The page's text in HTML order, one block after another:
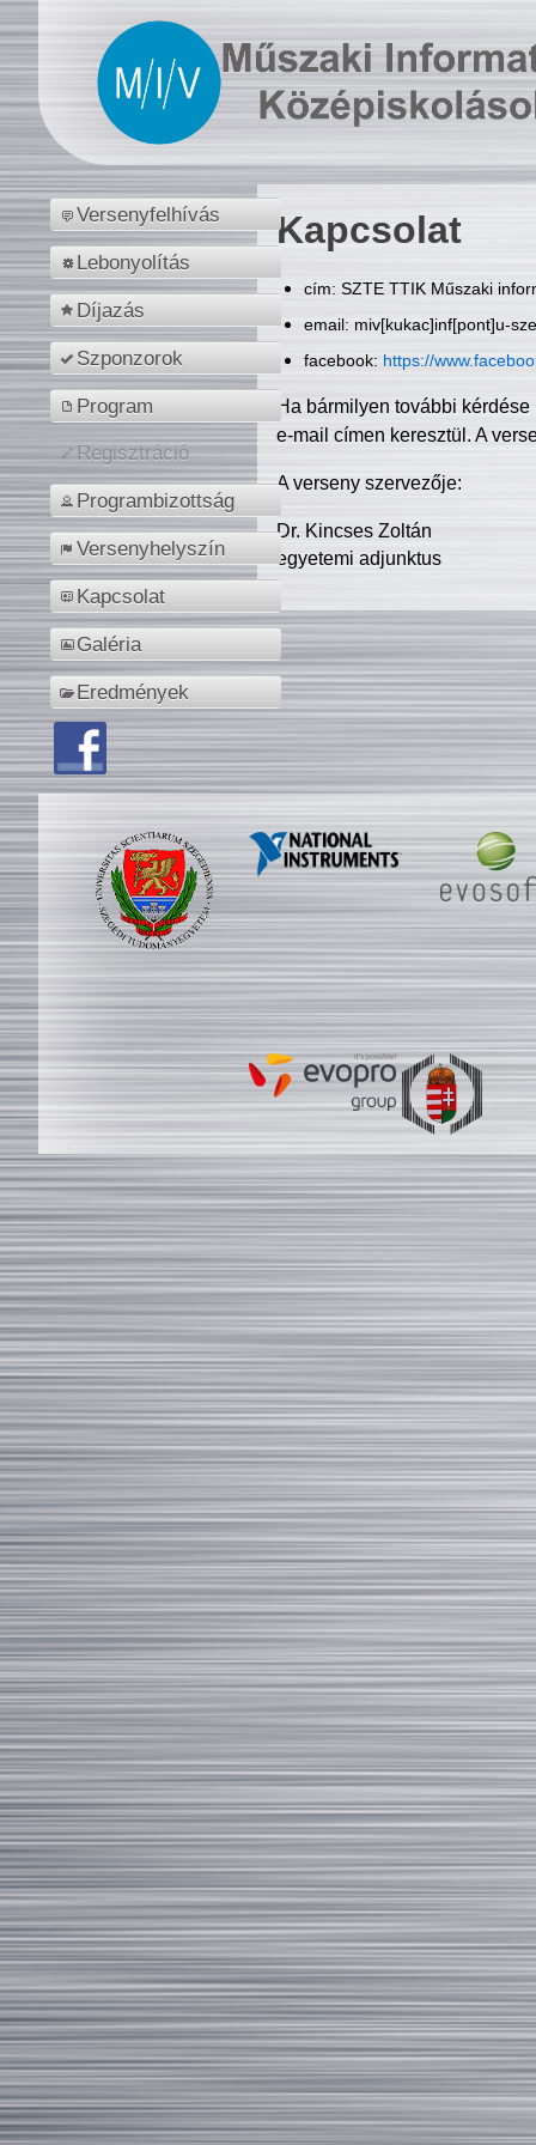
Versenyfelhívás
Lebonyolítás
Díjazás
Szponzorok
Program
Regisztráció
Programbizottság
Versenyhelyszín
Kapcsolat
Galéria
Eredmények
Kapcsolat
cím: SZTE TTIK Műszaki
email: miv[kukac]inf[pont]u-
facebook: https://
Ha bármilyen további
e-mail címen keresztül. A
A verseny szervezője:
Dr. Kincses Zoltán
egyetemi adjunktus